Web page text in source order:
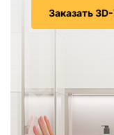
Заказать